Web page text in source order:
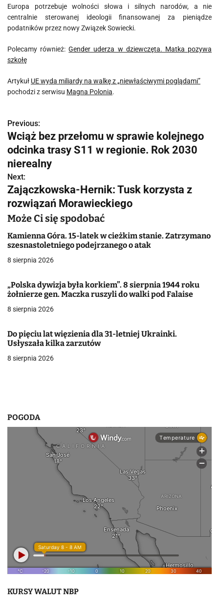
Europa potrzebuje wolności słowa i silnych narodów, a nie
centralnie sterowanej ideologii finansowanej za pieniądze
podatników przez nowy Związek Sowiecki.
Polecamy również:Gender uderza w dziewczęta. Matka pozywa
szkołę
Artykuł UE wyda miliardy na walkę z „niewłaściwymi poglądami”
pochodzi z serwisu Magna Polonia.
N
a
w
i
g
a
c
j
w
p
i
s
Previous:
Wciąż bez przełomu w sprawie kolejnego
odcinka trasy S11 w regionie. Rok 2030
nierealny
Next:
Zajączkowska-Hernik: Tusk korzysta z
rozwiązań Morawieckiego
Może Ci się spodobać
Kamienna Góra. 15-latek w cieżkim stanie. Zatrzymano
szesnastoletniego podejrzanego o atak
8 sierpnia 2026
„Polska dywizja była korkiem”. 8 sierpnia 1944 roku
żołnierze gen. Maczka ruszyli do walki pod Falaise
8 sierpnia 2026
Do pięciu lat więzienia dla 31-letniej Ukrainki.
Usłyszała kilka zarzutów
8 sierpnia 2026
POGODA
KURSY WALUT NBP